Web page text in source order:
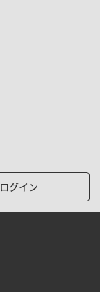
ログイン